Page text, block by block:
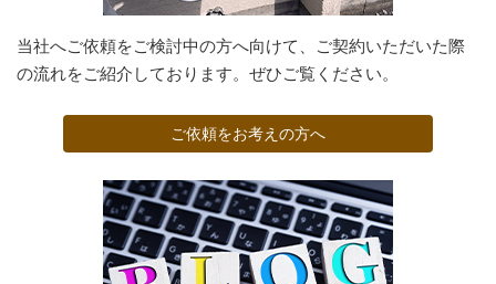
当社へご依頼をご検討中の方へ向けて、ご契約いただいた際
の流れをご紹介しております。ぜひご覧ください。
ご依頼をお考えの方へ